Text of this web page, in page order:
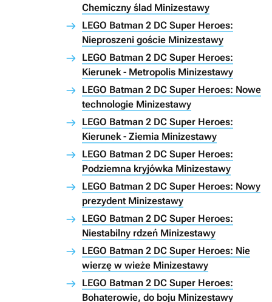
Chemiczny ślad Minizestawy
LEGO Batman 2 DC Super Heroes:
Nieproszeni goście Minizestawy
LEGO Batman 2 DC Super Heroes:
Kierunek - Metropolis Minizestawy
LEGO Batman 2 DC Super Heroes: Nowe
technologie Minizestawy
LEGO Batman 2 DC Super Heroes:
Kierunek - Ziemia Minizestawy
LEGO Batman 2 DC Super Heroes:
Podziemna kryjówka Minizestawy
LEGO Batman 2 DC Super Heroes: Nowy
prezydent Minizestawy
LEGO Batman 2 DC Super Heroes:
Niestabilny rdzeń Minizestawy
LEGO Batman 2 DC Super Heroes: Nie
wierzę w wieże Minizestawy
LEGO Batman 2 DC Super Heroes:
Bohaterowie, do boju Minizestawy